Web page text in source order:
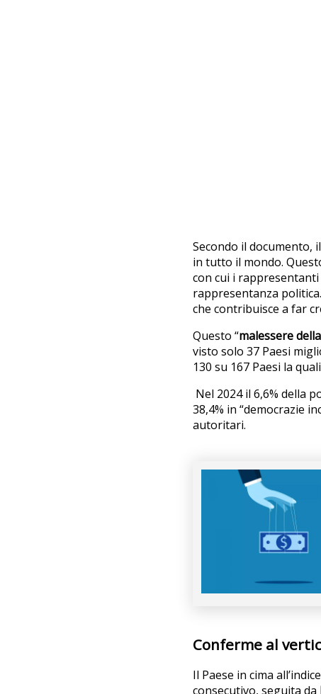
Secondo il documento,
in tutto il mondo.
con cui i
rappresentanza
che contribuisce a far
Questo “malessere
visto solo 37 Paesi
130 su 167 Paesi la
Nel 2024 il 6,6% della
38,4% in “democrazie
autoritari.
Conferme al
Il Paese in cima
consecutivo, seguita da